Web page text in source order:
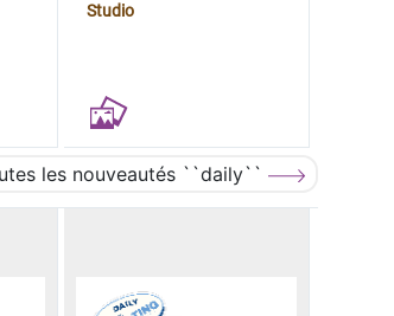
Studio
les nouveautés ``daily``